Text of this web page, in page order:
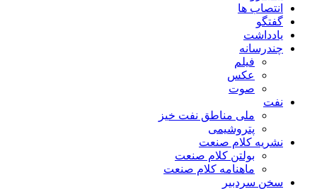
انتصاب ها
گفتگو
یادداشت
چندرسانه
فیلم
عکس
صوت
نفت
ملی مناطق نفت خیز
پتروشیمی
نشریه کلام صنعت
بولتن کلام صنعت
ماهنامه کلام صنعت
سخن سردبیر